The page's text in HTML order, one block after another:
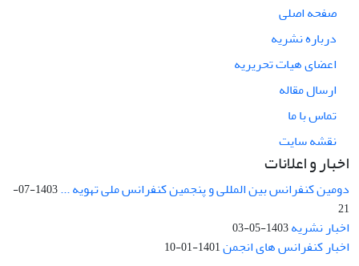
صفحه اصلی
درباره نشریه
اعضای هیات تحریریه
ارسال مقاله
تماس با ما
نقشه سایت
اخبار و اعلانات
دومین کنفرانس بین المللی و پنجمین کنفرانس ملی تهویه ...
1403-07-
21
اخبار نشریه1403-05-03
اخبار کنفرانس های انجمن1401-01-10